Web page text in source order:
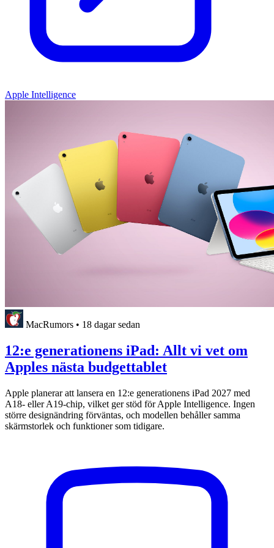
Apple Intelligence
MacRumors • 18 dagar sedan
12:e generationens iPad: Allt vi vet om
Apples nästa budgettablet
Apple planerar att lansera en 12:e generationens iPad 2027 med
A18- eller A19-chip, vilket ger stöd för Apple Intelligence. Ingen
större designändring förväntas, och modellen behåller samma
skärmstorlek och funktioner som tidigare.